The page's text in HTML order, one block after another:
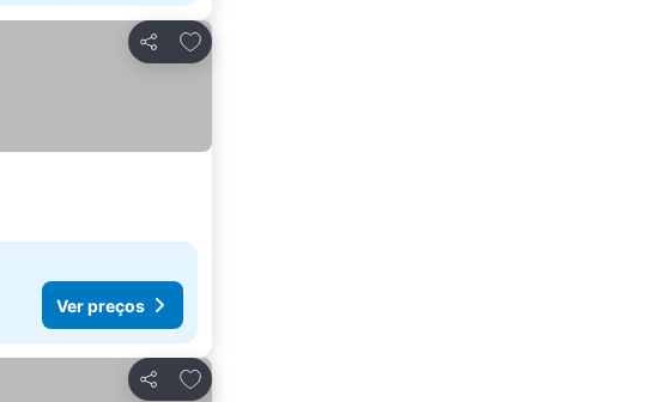
Partilhar
Adicionar aos favoritos
Ver preços
Partilhar
Adicionar aos favoritos